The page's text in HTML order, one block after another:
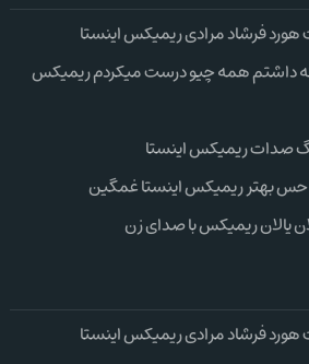
فرشاد مرادی ریمیکس اینستا
داشتم همه چیو درست میکردم ریمیکس
صدات ریمیکس اینستا
حس بهتر ریمیکس اینستا غمگین
یالان ریمیکس با صدای زن
فرشاد مرادی ریمیکس اینستا